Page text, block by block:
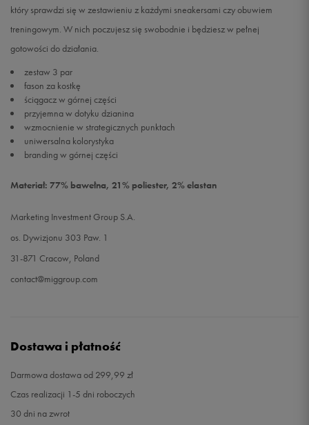
który sprawdzi się w zestawieniu z każdymi sneakersami czy obuwiem
treningowym. W nich poczujesz się swobodnie i będziesz w pełnej
gotowości do działania.
zestaw 3 par
fason za kostkę
ściągacz w górnej części
przyjemna w dotyku dzianina
wzmocnienie w strategicznych punktach
uniwersalna kolorystyka
branding w górnej części
Materiał: 77% bawełna, 21% poliester, 2% elastan
Marketing Investment Group S.A.
os. Dywizjonu 303 Paw. 1
31-871 Cracow, Poland
contact@miggroup.com
Dostawa i płatność
Darmowa dostawa od 299,99 zł
Czas realizacji 1-5 dni roboczych
30 dni na zwrot